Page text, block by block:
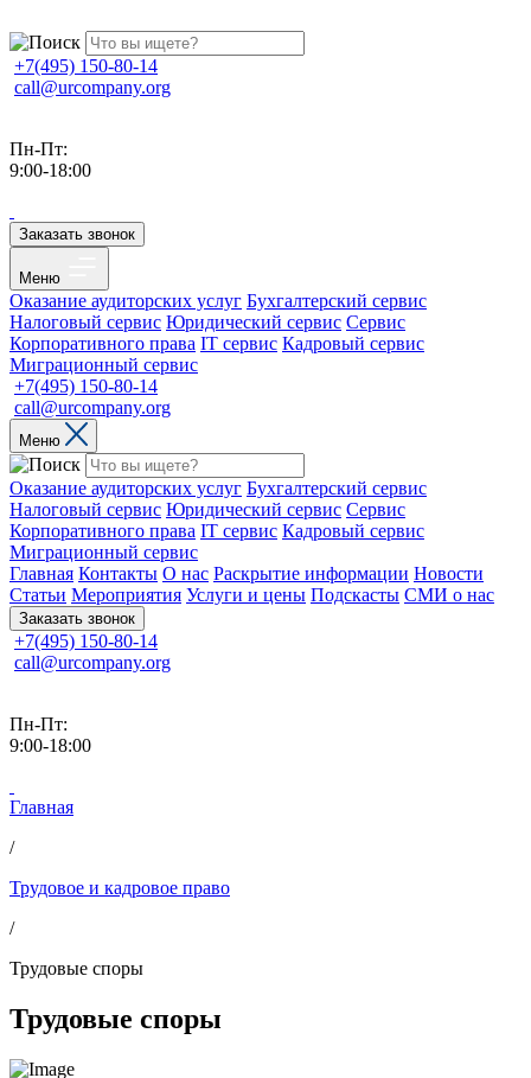
+7(495) 150-80-14
call@urcompany.org
Пн-Пт:
9:00-18:00
Заказать звонок
Меню
Оказание аудиторских услуг Бухгалтерский сервис
Налоговый сервис Юридический сервис Сервис
Корпоративного права IT сервис Кадровый сервис
Миграционный сервис
+7(495) 150-80-14
call@urcompany.org
Меню
Оказание аудиторских услуг Бухгалтерский сервис
Налоговый сервис Юридический сервис Сервис
Корпоративного права IT сервис Кадровый сервис
Миграционный сервис
Главная Контакты О нас Раскрытие информации Новости
Статьи Мероприятия Услуги и цены Подскасты СМИ о нас
Заказать звонок
+7(495) 150-80-14
call@urcompany.org
Пн-Пт:
9:00-18:00
Главная
/
Трудовое и кадровое право
/
Трудовые споры
Трудовые споры